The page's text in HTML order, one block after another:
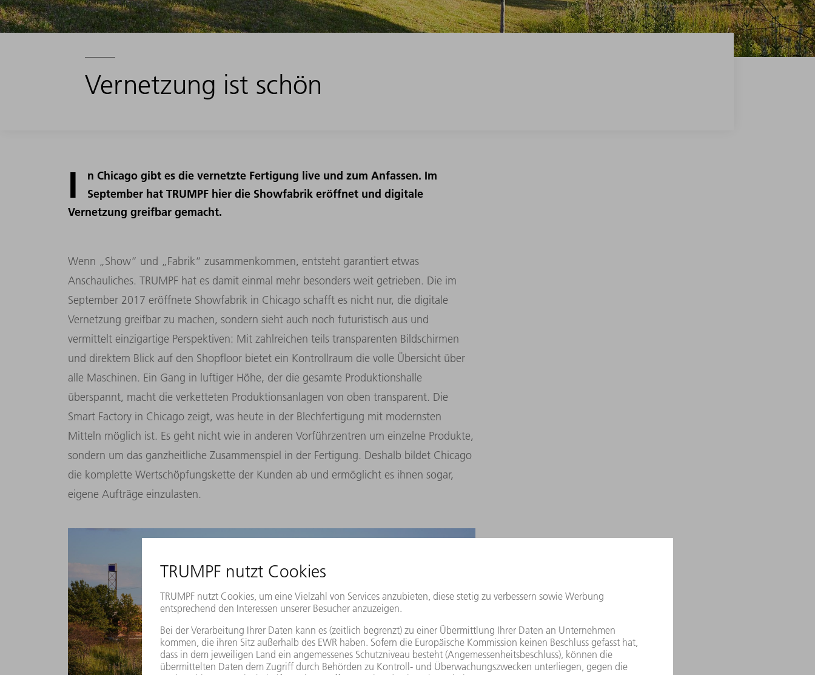
Vernetzung ist schön
I
n Chicago gibt es die vernetzte Fertigung live und zum Anfassen. Im
September hat TRUMPF hier die Showfabrik eröffnet und digitale
Vernetzung greifbar gemacht.
Wenn „Show“ und „Fabrik“ zusammenkommen, entsteht garantiert etwas
Anschauliches. TRUMPF hat es damit einmal mehr besonders weit getrieben. Die im
September 2017 eröffnete Showfabrik in Chicago schafft es nicht nur, die digitale
Vernetzung greifbar zu machen, sondern sieht auch noch futuristisch aus und
vermittelt einzigartige Perspektiven: Mit zahlreichen teils transparenten Bildschirmen
und direktem Blick auf den Shopfloor bietet ein Kontrollraum die volle Übersicht über
alle Maschinen. Ein Gang in luftiger Höhe, der die gesamte Produktionshalle
überspannt, macht die verketteten Produktionsanlagen von oben transparent. Die
Smart Factory in Chicago zeigt, was heute in der Blechfertigung mit modernsten
Mitteln möglich ist. Es geht nicht wie in anderen Vorführzentren um einzelne Produkte,
sondern um das ganzheitliche Zusammenspiel in der Fertigung. Deshalb bildet Chicago
die komplette Wertschöpfungskette der Kunden ab und ermöglicht es ihnen sogar,
eigene Aufträge einzulasten.